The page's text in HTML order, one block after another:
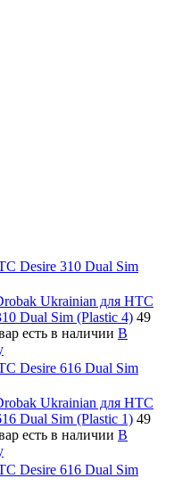
Desire 310 Dual Sim
Ukrainian для HTC
Dual Sim (Plastic 4) 49
есть в наличии В
Desire 616 Dual Sim
Ukrainian для HTC
Dual Sim (Plastic 1) 49
есть в наличии В
Desire 616 Dual Sim